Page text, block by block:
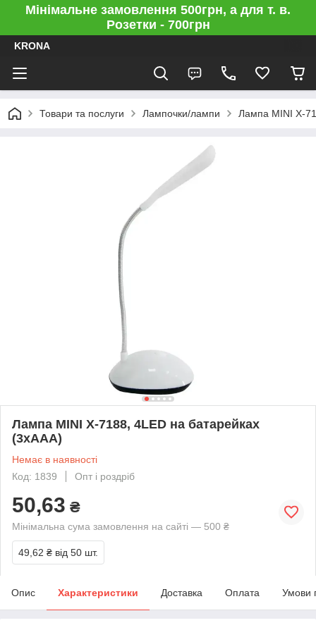
Мінімальне замовлення 500грн, а для т. в.
Розетки - 700грн
KRONA
Товари та послуги Лампочки/лампи Лампа MINI X-
Лампа MINI X-7188, 4LED на батарейках
(3хААА)
Немає в наявності
Код: 1839
Опт і роздріб
50,63 ₴
Мінімальна сума замовлення на сайті — 500 ₴
49,62 ₴ від 50 шт.
Опис Характеристики Доставка Оплата Умови